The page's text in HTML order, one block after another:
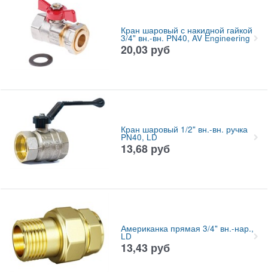
Кран шаровый с накидной гайкой
3/4" вн.-вн. PN40, AV Engineering
20,03 руб
Кран шаровый 1/2" вн.-вн. ручка
PN40, LD
13,68 руб
Американка прямая 3/4" вн.-нар.,
LD
13,43 руб